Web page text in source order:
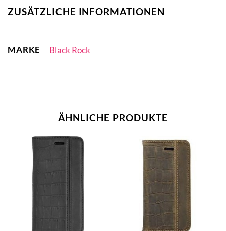
ZUSÄTZLICHE INFORMATIONEN
MARKE Black Rock
ÄHNLICHE PRODUKTE